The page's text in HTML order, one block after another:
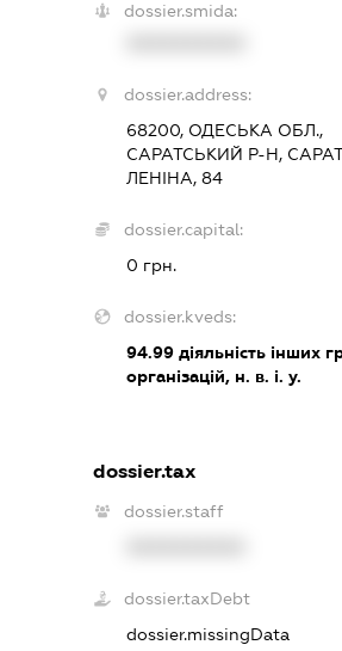
dossier.smida:
dossier.address:
68200, ОДЕСЬКА ОБЛ.,
САРАТСЬКИЙ Р-Н,
ЛЕНІНА, 84
dossier.capital:
0 грн.
dossier.kveds:
94.99 діяльність інших
організацій, н. в. і. у.
dossier.tax
dossier.staff
dossier.taxDebt
dossier.missingData